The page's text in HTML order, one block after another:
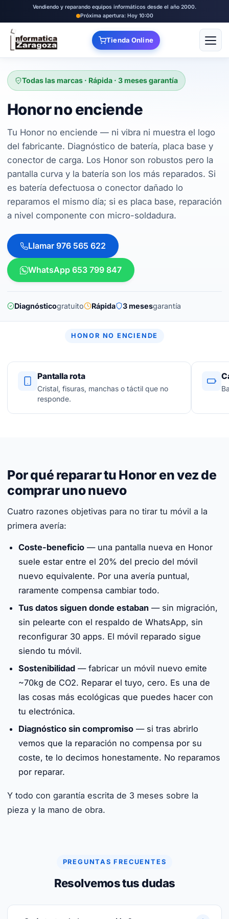
Vendiendo y reparando equipos informáticos desde el año 2000.
Próxima apertura: Hoy 10:00
Tienda Online Abrir
Todas las marcas · Rápida · 3 meses garantía
Honor no enciende
Tu Honor no enciende — ni vibra ni muestra el logo
del fabricante. Diagnóstico de batería, placa base y
conector de carga. Los Honor son robustos pero la
pantalla curva y la batería son los más reparados. Si
es batería defectuosa o conector dañado lo
reparamos el mismo día; si es placa base, reparación
a nivel componente con micro-soldadura.
Llamar 976 565 622
WhatsApp 653 799 847
Diagnósticogratuito Rápida 3 mesesgarantía
HONOR NO ENCIENDE
Pantalla rota
Cristal, fisuras, manchas o táctil que no
responde.
Por qué reparar tu Honor en vez de
comprar uno nuevo
Cuatro razones objetivas para no tirar tu móvil a la
primera avería:
Coste-beneficio — una pantalla nueva en Honor
suele estar entre el 20% del precio del móvil
nuevo equivalente. Por una avería puntual,
raramente compensa cambiar todo.
Tus datos siguen donde estaban — sin migración,
sin pelearte con el respaldo de WhatsApp, sin
reconfigurar 30 apps. El móvil reparado sigue
siendo tu móvil.
Sostenibilidad — fabricar un móvil nuevo emite
~70kg de CO2. Reparar el tuyo, cero. Es una de
las cosas más ecológicas que puedes hacer con
tu electrónica.
Diagnóstico sin compromiso — si tras abrirlo
vemos que la reparación no compensa por su
coste, te lo decimos honestamente. No reparamos
por reparar.
Y todo con garantía escrita de 3 meses sobre la
pieza y la mano de obra.
PREGUNTAS FRECUENTES
Resolvemos tus dudas